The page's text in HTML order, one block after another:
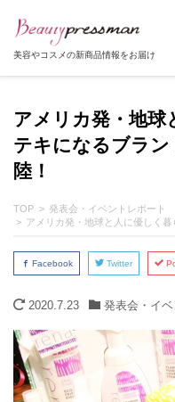
美容やコスメの新商品情報をお届け
アメリカ発・地
テキになるブラン
陸！
TOP
発表会・イベントレポート
アメリカ発・地球と人に優しく暮ら
Facebook Twitter
2020.7.23 発表会・イ